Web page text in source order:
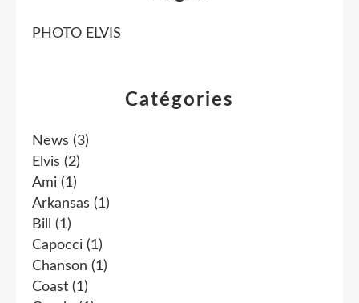
Catégories
News (3)
Elvis (2)
Ami (1)
Arkansas (1)
Bill
(1)
Capocci (1)
Chanson (1)
Coast (1)
PHOTO ELVIS